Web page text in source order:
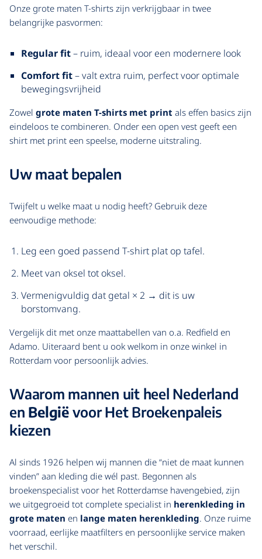
Onze grote maten T-shirts zijn verkrijgbaar in twee
belangrijke pasvormen:
Regular fit– ruim, ideaal voor een modernere look
Comfort fit– valt extra ruim, perfect voor optimale
bewegingsvrijheid
Zowel grote maten T-shirts met print als effen basics zijn
eindeloos te combineren. Onder een open vest geeft een
shirt met print een speelse, moderne uitstraling.
Uw maat bepalen
Twijfelt u welke maat u nodig heeft? Gebruik deze
eenvoudige methode:
Leg een goed passend T-shirt plat op tafel.
Meet van oksel tot oksel.
Vermenigvuldig dat getal × 2 → dit is uw
borstomvang.
Vergelijk dit met onze maattabellen van o.a. Redfield en
Adamo. Uiteraard bent u ook welkom in onze winkel in
Rotterdam voor persoonlijk advies.
Waarom mannen uit heel Nederland
en Belgiëvoor Het Broekenpaleis
kiezen
Al sinds 1926 helpen wij mannen die “niet de maat kunnen
vinden” aan kleding die wél past. Begonnen als
broekenspecialist voor het Rotterdamse havengebied, zijn
we uitgegroeid tot complete specialist in herenkleding in
grote maten en lange maten herenkleding. Onze ruime
voorraad, eerlijke maatfilters en persoonlijke service maken
het verschil.